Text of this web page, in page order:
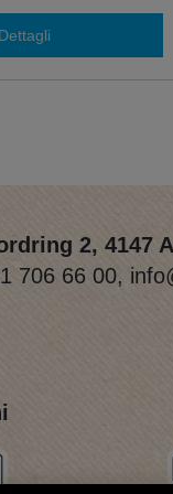
Dettagli
2, 4147
706 66 00,